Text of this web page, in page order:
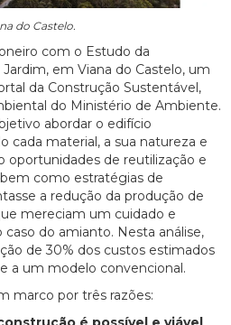
do Castelo.
com o Estudo da
em Viana do Castelo, um
da Construção Sustentável,
do Ministério de Ambiente.
abordar o edifício
cada material, a sua natureza e
oportunidades de reutilização e
como estratégias de
a redução da produção de
mereciam um cuidado e
do amianto. Nesta análise,
de 30% dos custos estimados
a um modelo convencional.
marco por três razões: